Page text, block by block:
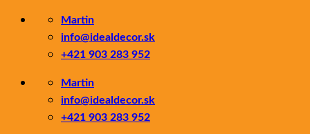
Skip
content
Martin
info@idealdecor.sk
+421 903 283 952
Martin
info@idealdecor.sk
+421 903 283 952